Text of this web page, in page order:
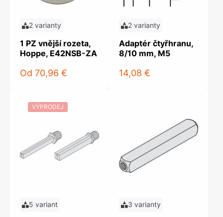
2 varianty
1 PZ vnější rozeta,
Hoppe, E42NSB-ZA
Od 70,96 €
2 varianty
Adaptér čtyřhranu,
8/10 mm, M5
14,08 €
VÝPRODEJ
5 variant 3 varianty